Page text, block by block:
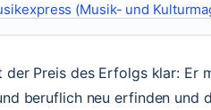
(Musik- und
der Preis des Erfolgs klar: Er
beruflich neu erfinden und